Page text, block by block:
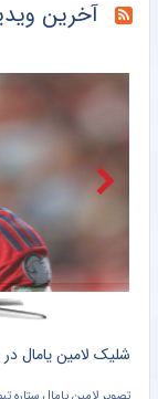
ورزشگاه آزادی یک
گزارش
حماسه
خبرگزاری مهر صد و شصت
قرار صد و
آخرین
شلیک لامین یامال